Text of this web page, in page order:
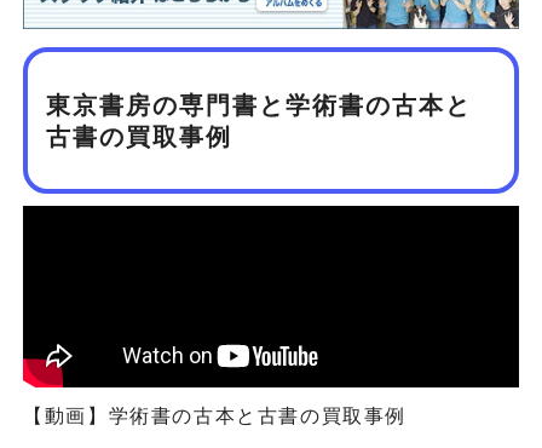
東京書房の専門書と学術書の古本と
古書の買取事例
【動画】学術書の古本と古書の買取事例